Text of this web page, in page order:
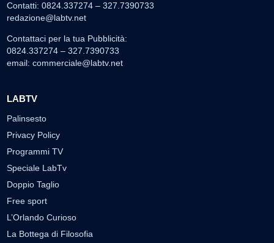
Contatti: 0824.337274 – 327.7390733
redazione@labtv.net
Contattaci per la tua Pubblicità:
0824.337274 – 327.7390733
email: commerciale@labtv.net
LABTV
Palinsesto
Privacy Policy
Programmi TV
Speciale LabTv
Doppio Taglio
Free sport
L’Orlando Curioso
La Bottega di Filosofia